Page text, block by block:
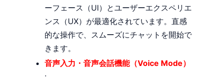
ーフェース（UI）とユーザーエクスペリエ
ンス（UX）が最適化されています。直感
的な操作で、スムーズにチャットを開始で
きます。
音声入力・音声会話機能（Voice Mode）